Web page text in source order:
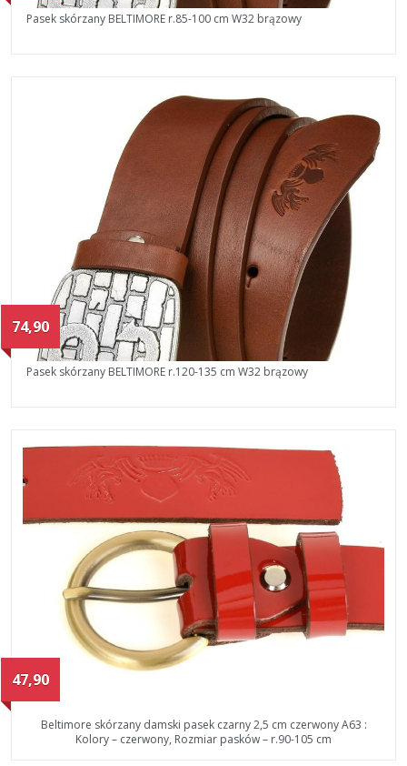
Pasek skórzany BELTIMORE r.85-100 cm W32 brązowy
74,90
Pasek skórzany BELTIMORE r.120-135 cm W32 brązowy
47,90
Beltimore skórzany damski pasek czarny 2,5 cm czerwony A63 :
Kolory – czerwony, Rozmiar pasków – r.90-105 cm